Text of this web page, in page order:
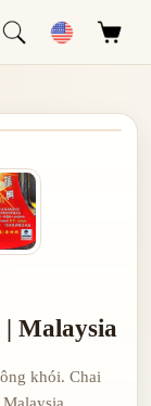
Malaysia
khói. Chai